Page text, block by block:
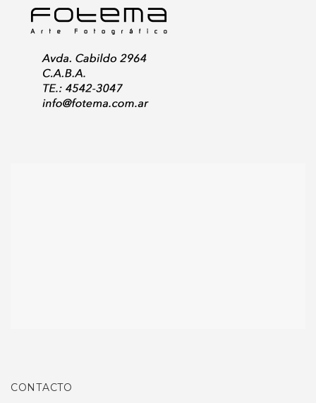
CONTACTO